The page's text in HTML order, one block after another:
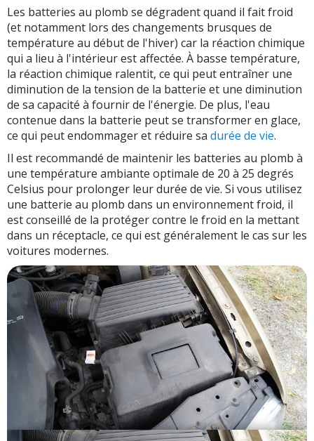
Les batteries au plomb se dégradent quand il fait froid
(et notamment lors des changements brusques de
température au début de l'hiver) car la réaction chimique
qui a lieu à l'intérieur est affectée. À basse température,
la réaction chimique ralentit, ce qui peut entraîner une
diminution de la tension de la batterie et une diminution
de sa capacité à fournir de l'énergie. De plus, l'eau
contenue dans la batterie peut se transformer en glace,
ce qui peut endommager et réduire sa durée de vie.
Il est recommandé de maintenir les batteries au plomb à
une température ambiante optimale de 20 à 25 degrés
Celsius pour prolonger leur durée de vie. Si vous utilisez
une batterie au plomb dans un environnement froid, il
est conseillé de la protéger contre le froid en la mettant
dans un réceptacle, ce qui est généralement le cas sur les
voitures modernes.